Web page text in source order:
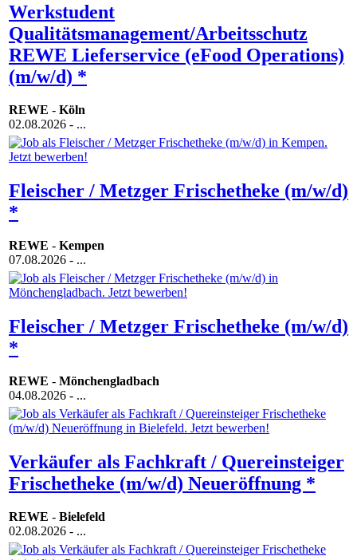
Werkstudent
Qualitätsmanagement/Arbeitsschutz
REWE Lieferservice (eFood Operations)
(m/w/d) *
REWE - Köln
02.08.2026 - ...
Fleischer / Metzger Frischetheke (m/w/d)
*
REWE - Kempen
07.08.2026 - ...
Fleischer / Metzger Frischetheke (m/w/d)
*
REWE - Mönchengladbach
04.08.2026 - ...
Verkäufer als Fachkraft / Quereinsteiger
Frischetheke (m/w/d) Neueröffnung *
REWE - Bielefeld
02.08.2026 - ...